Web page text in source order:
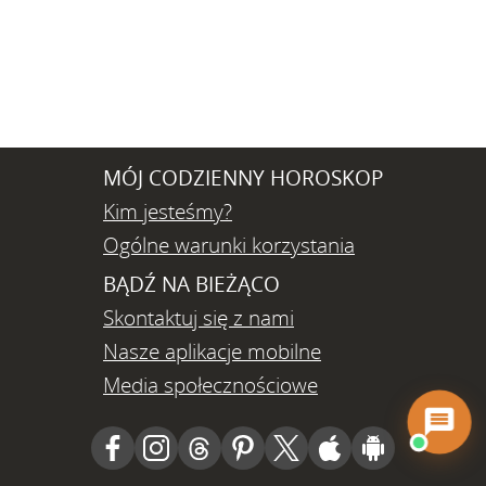
MÓJ CODZIENNY HOROSKOP
Kim jesteśmy?
Ogólne warunki korzystania
BĄDŹ NA BIEŻĄCO
Skontaktuj się z nami
Nasze aplikacje mobilne
Media społecznościowe